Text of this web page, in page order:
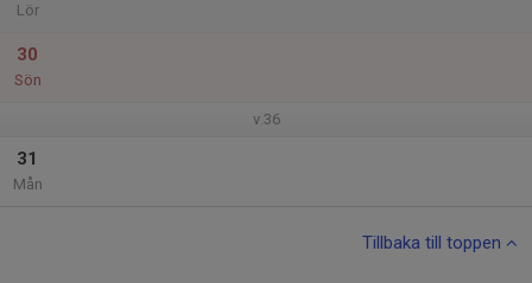
Lör
30
Sön
v.36
31
Mån
Tillbaka till toppen